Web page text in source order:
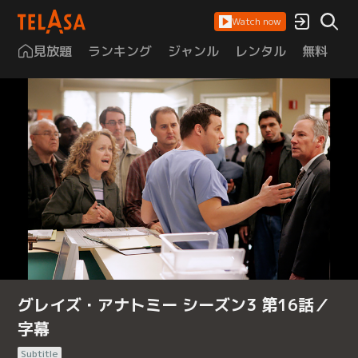
Watch now
見放題 ランキング ジャンル レンタル 無料
グレイズ・アナトミー シーズン3 第16話／
字幕
Subtitle